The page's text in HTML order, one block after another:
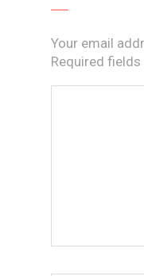
Your email
Required